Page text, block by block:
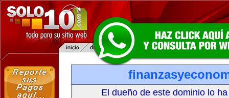
El dueño de este dominio lo